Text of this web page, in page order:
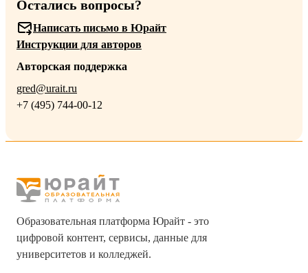
Остались вопросы?
Написать письмо в Юрайт
Инструкции для авторов
Авторская поддержка
gred@urait.ru
+7 (495) 744-00-12
Образовательная платформа Юрайт - это
цифровой контент, сервисы, данные для
университетов и колледжей.